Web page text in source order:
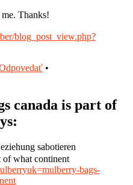
Thanks!
blog_post_view.php?
•
canada is part of
sabotieren
of what continent
bags-